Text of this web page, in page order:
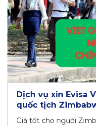
Dịch vụ xin Evisa
quốc tịch
Giá tốt cho người